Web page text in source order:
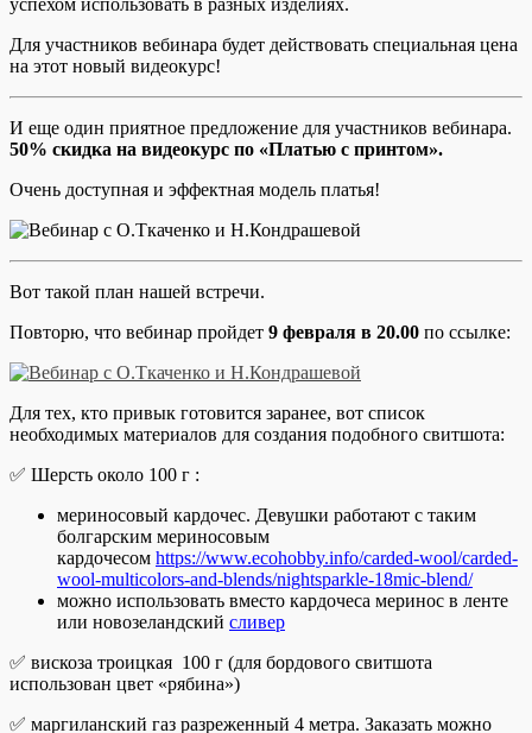
Для участников вебинара будет действовать специальная цена
на этот новый видеокурс!
И еще один приятное предложение для участников вебинара.
50% скидка на видеокурс по «Платью с принтом».
Очень доступная и эффектная модель платья!
Вот такой план нашей встречи.
Повторю, что вебинар пройдет 9 февраля в 20.00 по ссылке:
Для тех, кто привык готовится заранее, вот список
необходимых материалов для создания подобного свитшота:
✅ Шерсть около 100 г :
мериносовый кардочес. Девушки работают с таким
болгарским мериносовым
кардочесом https://www.ecohobby.info/carded-wool/carded-
wool-multicolors-and-blends/nightsparkle-18mic-blend/
можно использовать вместо кардочеса меринос в ленте
или новозеландский сливер
✅ вискоза троицкая 100 г (для бордового свитшота
использован цвет «рябина»)
✅ маргиланский газ разреженный 4 метра. Заказать можно